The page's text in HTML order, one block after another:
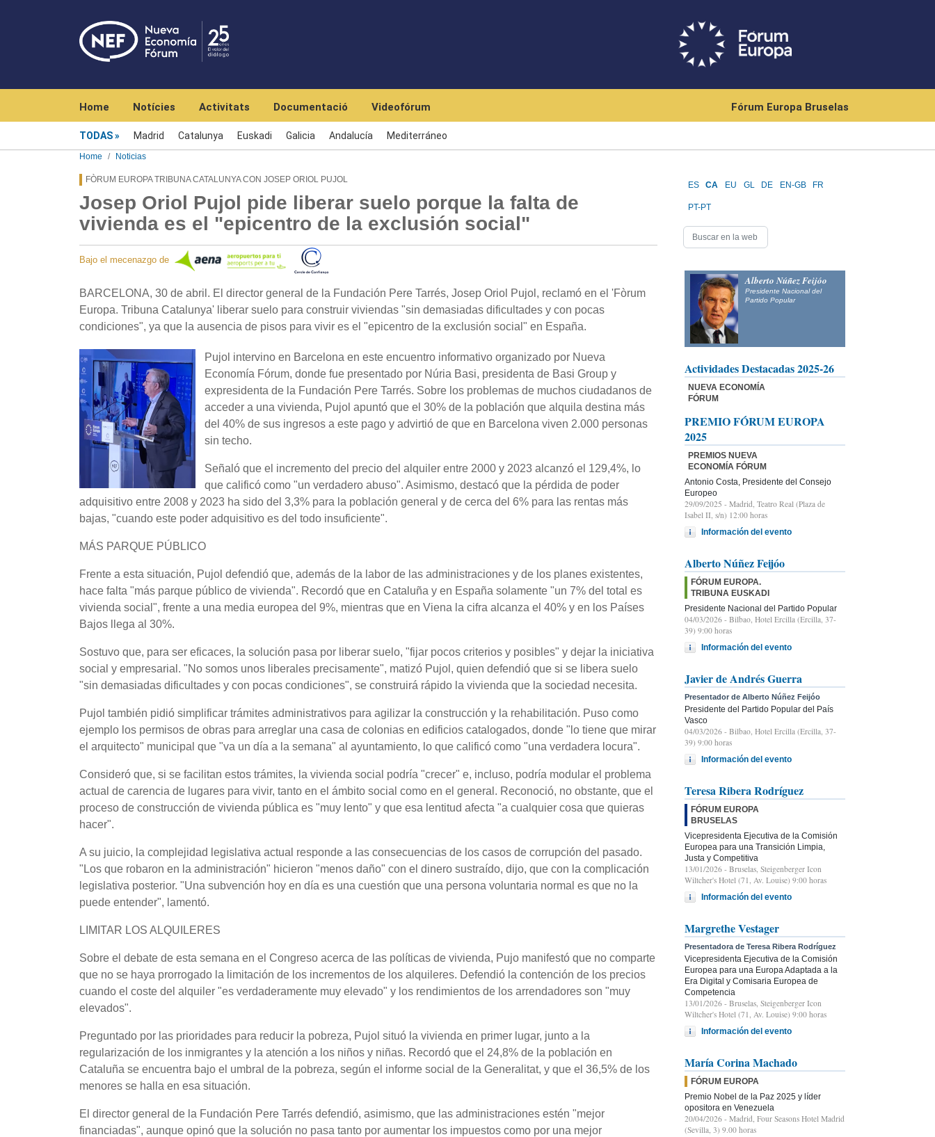
Home Notícies Activitats Documentació Videofórum Fórum Europa Bruselas
TODAS Madrid Catalunya Euskadi Galicia Andalucía Mediterráneo
Home Noticias
FÒRUM EUROPA TRIBUNA CATALUNYA CON JOSEP ORIOL PUJOL
Josep Oriol Pujol pide liberar suelo porque la falta de
vivienda es el "epicentro de la exclusión social"
Bajo el mecenazgo de
BARCELONA, 30 de abril. El director general de la Fundación Pere Tarrés, Josep Oriol Pujol, reclamó en el 'Fòrum
Europa. Tribuna Catalunya' liberar suelo para construir viviendas "sin demasiadas dificultades y con pocas
condiciones", ya que la ausencia de pisos para vivir es el "epicentro de la exclusión social" en España.
Pujol intervino en Barcelona en este encuentro informativo organizado por Nueva
Economía Fórum, donde fue presentado por Núria Basi, presidenta de Basi Group y
expresidenta de la Fundación Pere Tarrés. Sobre los problemas de muchos ciudadanos de
acceder a una vivienda, Pujol apuntó que el 30% de la población que alquila destina más
del 40% de sus ingresos a este pago y advirtió de que en Barcelona viven 2.000 personas
sin techo.
Señaló que el incremento del precio del alquiler entre 2000 y 2023 alcanzó el 129,4%, lo
que calificó como "un verdadero abuso". Asimismo, destacó que la pérdida de poder
adquisitivo entre 2008 y 2023 ha sido del 3,3% para la población general y de cerca del 6% para las rentas más
bajas, "cuando este poder adquisitivo es del todo insuficiente".
MÁS PARQUE PÚBLICO
Frente a esta situación, Pujol defendió que, además de la labor de las administraciones y de los planes existentes,
hace falta "más parque público de vivienda". Recordó que en Cataluña y en España solamente "un 7% del total es
vivienda social", frente a una media europea del 9%, mientras que en Viena la cifra alcanza el 40% y en los Países
Bajos llega al 30%.
Sostuvo que, para ser eficaces, la solución pasa por liberar suelo, "fijar pocos criterios y posibles" y dejar la iniciativa
social y empresarial. "No somos unos liberales precisamente", matizó Pujol, quien defendió que si se libera suelo
"sin demasiadas dificultades y con pocas condiciones", se construirá rápido la vivienda que la sociedad necesita.
Pujol también pidió simplificar trámites administrativos para agilizar la construcción y la rehabilitación. Puso como
ejemplo los permisos de obras para arreglar una casa de colonias en edificios catalogados, donde "lo tiene que mirar
el arquitecto" municipal que "va un día a la semana" al ayuntamiento, lo que calificó como "una verdadera locura".
Consideró que, si se facilitan estos trámites, la vivienda social podría "crecer" e, incluso, podría modular el problema
actual de carencia de lugares para vivir, tanto en el ámbito social como en el general. Reconoció, no obstante, que el
proceso de construcción de vivienda pública es "muy lento" y que esa lentitud afecta "a cualquier cosa que quieras
hacer".
A su juicio, la complejidad legislativa actual responde a las consecuencias de los casos de corrupción del pasado.
"Los que robaron en la administración" hicieron "menos daño" con el dinero sustraído, dijo, que con la complicación
legislativa posterior. "Una subvención hoy en día es una cuestión que una persona voluntaria normal es que no la
puede entender", lamentó.
LIMITAR LOS ALQUILERES
Sobre el debate de esta semana en el Congreso acerca de las políticas de vivienda, Pujo manifestó que no comparte
que no se haya prorrogado la limitación de los incrementos de los alquileres. Defendió la contención de los precios
cuando el coste del alquiler "es verdaderamente muy elevado" y los rendimientos de los arrendadores son "muy
elevados".
Preguntado por las prioridades para reducir la pobreza, Pujol situó la vivienda en primer lugar, junto a la
regularización de los inmigrantes y la atención a los niños y niñas. Recordó que el 24,8% de la población en
Cataluña se encuentra bajo el umbral de la pobreza, según el informe social de la Generalitat, y que el 36,5% de los
menores se halla en esa situación.
El director general de la Fundación Pere Tarrés defendió, asimismo, que las administraciones estén "mejor
financiadas", aunque opinó que la solución no pasa tanto por aumentar los impuestos como por una mejor
ES CA EU GL DE EN-GB FR
PT-PT
Alberto Núñez Feijóo
Presidente Nacional del
Partido Popular
Actividades Destacadas 2025-26
NUEVA ECONOMÍA
FÓRUM
PREMIO FÓRUM EUROPA
2025
PREMIOS NUEVA
ECONOMÍA FÓRUM
Antonio Costa, Presidente del Consejo
Europeo
29/09/2025 - Madrid, Teatro Real (Plaza de
Isabel II, s/n) 12:00 horas
Información del evento
Alberto Núñez Feijóo
FÓRUM EUROPA.
TRIBUNA EUSKADI
Presidente Nacional del Partido Popular
04/03/2026 - Bilbao, Hotel Ercilla (Ercilla, 37-
39) 9:00 horas
Información del evento
Javier de Andrés Guerra
Presentador de Alberto Núñez Feijóo
Presidente del Partido Popular del País
Vasco
04/03/2026 - Bilbao, Hotel Ercilla (Ercilla, 37-
39) 9:00 horas
Información del evento
Teresa Ribera Rodríguez
FÓRUM EUROPA
BRUSELAS
Vicepresidenta Ejecutiva de la Comisión
Europea para una Transición Limpia,
Justa y Competitiva
13/01/2026 - Bruselas, Steigenberger Icon
Wiltcher's Hotel (71, Av. Louise) 9:00 horas
Información del evento
Margrethe Vestager
Presentadora de Teresa Ribera Rodríguez
Vicepresidenta Ejecutiva de la Comisión
Europea para una Europa Adaptada a la
Era Digital y Comisaria Europea de
Competencia
13/01/2026 - Bruselas, Steigenberger Icon
Wiltcher's Hotel (71, Av. Louise) 9:00 horas
Información del evento
María Corina Machado
FÓRUM EUROPA
Premio Nobel de la Paz 2025 y líder
opositora en Venezuela
20/04/2026 - Madrid, Four Seasons Hotel Madrid
(Sevilla, 3) 9.00 horas